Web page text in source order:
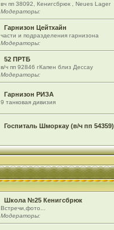
вч пп 38092, Кенигсбрюк , Neues Lager
Модераторы:
Гарнизон Цейтхайн
части и подразделения гарнизона
Модераторы:
52 ПРТБ
в/ч пп 92846 гКапен близ Дессау
Модераторы:
Гарнизон РИЗА
9 танковая дивизия
Госпиталь Шморкау (в/ч пп 54359)
Школа №25 Кенигсбрюк
Встречи,фото...
Модераторы: